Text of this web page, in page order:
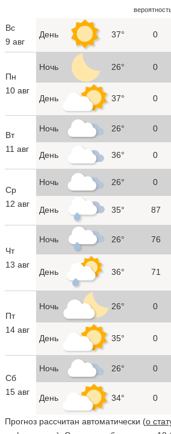
Вс
9 авг
День 37° 0
Пн
10 авг
Ночь 26° 0
День 37° 0
Вт
11 авг
Ночь 26° 0
День 36° 0
Ср
12 авг
Ночь 26° 0
День 35° 87
Чт
13 авг
Ночь 26° 76
День 36° 71
Пт
14 авг
Ночь 26° 0
День 35° 0
Сб
15 авг
Ночь 26° 0
День 34° 0
Прогноз рассчитан автоматически (о